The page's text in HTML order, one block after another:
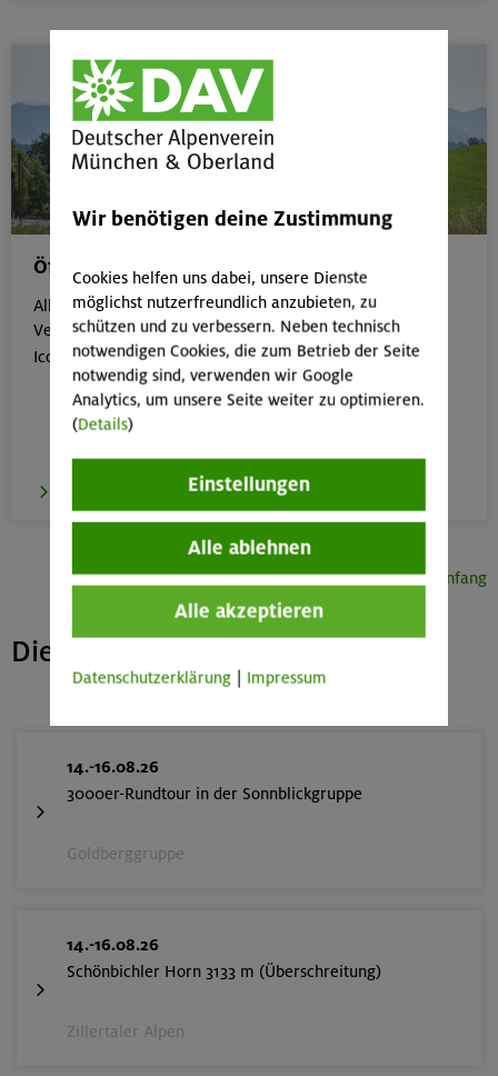
Öffentliche Anreise
Alle Veranstaltungen, die gut mit öffentlichen
Verkehrsmitteln erreichbar sind, erkennst du an dem
Icon: 
Seitenanfang
Die nächsten freien Plätze
14.-16.08.26
3000er-Rundtour in der Sonnblickgruppe
Goldberggruppe
14.-16.08.26
Schönbichler Horn 3133 m (Überschreitung)
Zillertaler Alpen
Wir benötigen deine Zustimmung
Cookies helfen uns dabei, unsere Dienste
möglichst nutzerfreundlich anzubieten, zu
schützen und zu verbessern. Neben technisch
notwendigen Cookies, die zum Betrieb der Seite
notwendig sind, verwenden wir Google
Analytics, um unsere Seite weiter zu optimieren.
(Details)
Einstellungen
Alle ablehnen
Alle akzeptieren
Datenschutzerklärung Impressum